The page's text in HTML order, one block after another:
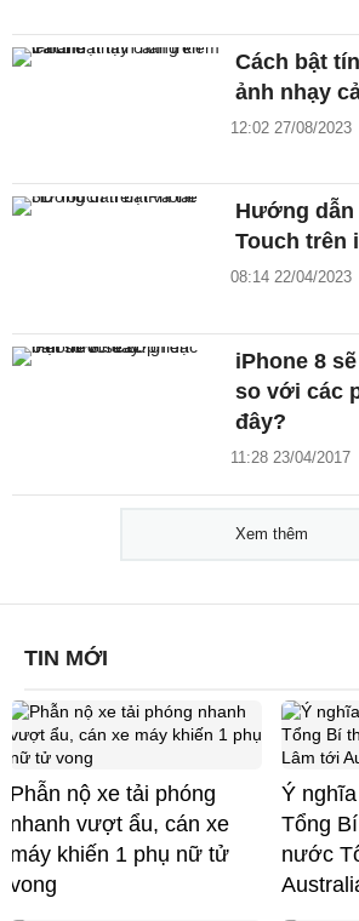
Cách bật
ảnh nhạy
12:02 27/08/2023
Hướng dẫn
Touch trên
08:14 22/04/2023
iPhone 8
so với các
đây?
11:28 23/04/2017
Xem thêm
TIN MỚI
Phẫn nộ xe tải phóng
nhanh vượt ẩu, cán xe
máy khiến 1 phụ nữ tử
vong
Ý
Tổng
nước